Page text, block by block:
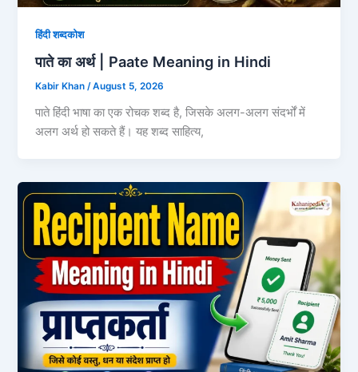
हिंदी शब्दकोश
पाते का अर्थ | Paate Meaning in Hindi
Kabir Khan/August 5, 2026
पाते हिंदी भाषा का एक रोचक शब्द है, जिसके अलग-अलग संदर्भों में
अलग अर्थ हो सकते हैं। यह शब्द साहित्य,